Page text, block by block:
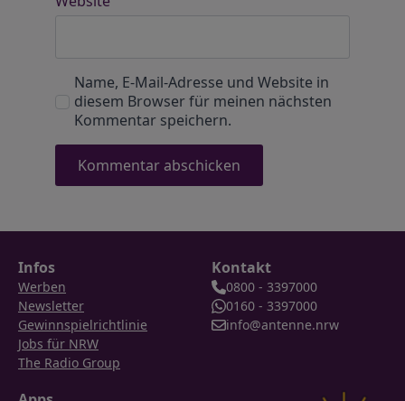
Name, E-Mail-Adresse und Website in
diesem Browser für meinen nächsten
Kommentar speichern.
Infos
Werben
Newsletter
Gewinnspielrichtlinie
Jobs für NRW
The Radio Group
Kontakt
0800 - 3397000
0160 - 3397000
info@antenne.nrw